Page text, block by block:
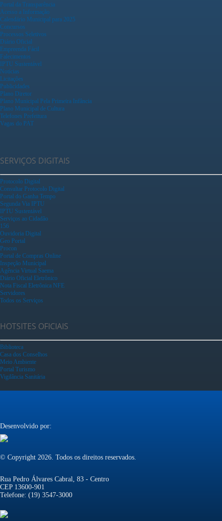
Portal da Transparência
Acesso a Informação
Calendário Municipal para 2025
Concursos
Processos Seletivos
Diário Oficial
Empreenda Fácil
Falecimentos
IPTU Sustentável
Notícias
Licitações
Publicidades
Plano Diretor
Plano Municipal Pela Primeira Infância
Plano Municipal de Cultura
Telefones Prefeitura
Vagas do PAT
SERVIÇOS DIGITAIS
Protocolo Digital
Consultar Protocolo Digital
Portal do Ganha Tempo
Segunda Via IPTU
IPTU Sustentável
Serviços ao Cidadão
156
Ouvidoria Digital
Geo Portal
Procon
Portal de Compras Online
Inspeção Municipal
Agência Virtual Saema
Diário Oficial Eletrônico
Nota Fiscal Eletrônica NFE
Servidores
Todos os Serviços
HOTSITES OFICIAIS
Biblioteca
Casa dos Conselhos
Meio Ambiente
Portal Turismo
Vigilância Sanitária
Desenvolvido por:
© Copyright 2026. Todos os direitos reservados.
Rua Pedro Álvares Cabral, 83 - Centro
CEP 13600-901
Telefone: (19) 3547-3000